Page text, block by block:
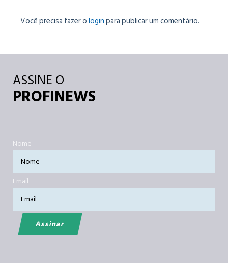
Você precisa fazer ologinpara publicar um comentário.
ASSINE O
PROFINEWS
Nome
Email